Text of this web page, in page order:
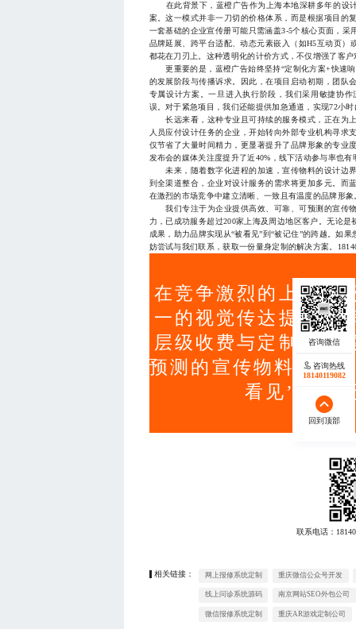
在此背景下，蓝橙广告作为上海本地深耕多年的设
案。这一模式并非一刀切的价格体系，而是根据项目的
一套基础的企业宣传册可能只需涵盖3-5个核心页面，
品牌延展、跨平台适配、动态元素嵌入（如H5互动页
都花在刀刃上。这种透明化的计价方式，不仅增强了客
更重要的是，蓝橙广告始终坚持“定制化方案+快速响
的发展阶段与传播诉求。因此，在项目启动初期，团队
专属设计方案。一旦进入执行阶段，我们采用敏捷协
误。对于紧急项目，我们还能提供加急通道，实现72小
长远来看，这种专业且可持续的服务模式，正在为
人员应付设计任务的企业，开始转向外部专业机构寻
仅节省了大量时间精力，更显著提升了品牌形象的专业
发布会的媒体关注度提升了近40%，线下活动参与率也有
未来，随着数字化进程的加速，宣传物料的设计边
到全渠道整合，企业对设计服务的需求将更加多元。而
在激烈的市场竞争中建立清晰、一致且有温度的品牌形象
我们专注于为企业提供高效、可靠、可预测的宣传
力，已成功服务超过200家上海及周边地区客户。无论
成果，助力品牌实现从“被看见”到“被记住”的跨越。如
妨尝试与我们联系，获取一份量身定制的解决方案。
在竞争激烈的上海市
一的视觉传达提升品
层级收费与定制化方
预测的宣传物料设计
看见’到‘被
联系电话：
相关链接： 网上报修系统定制 重庆微信公众号开发
线上问诊系统源码 南京网站SEO外包公司
微信报修系统定制 重庆AR游戏定制公司
咨询热线
18140119082
回到顶部